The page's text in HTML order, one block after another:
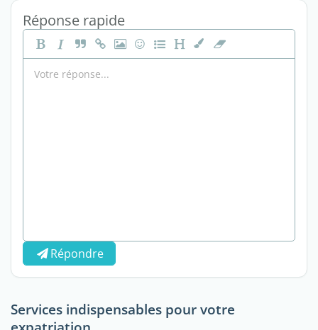
Réponse rapide
Répondre
Services indispensables pour votre